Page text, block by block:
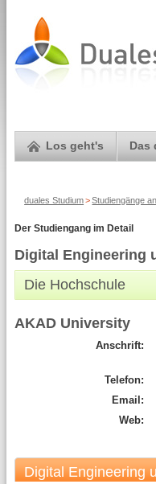
Los geht's Das
duales Studium> Studiengänge
Der Studiengang im Detail
Digital Engineering
Die Hochschule
AKAD University
Anschrift:
Telefon:
Email:
Web:
Digital Engineering